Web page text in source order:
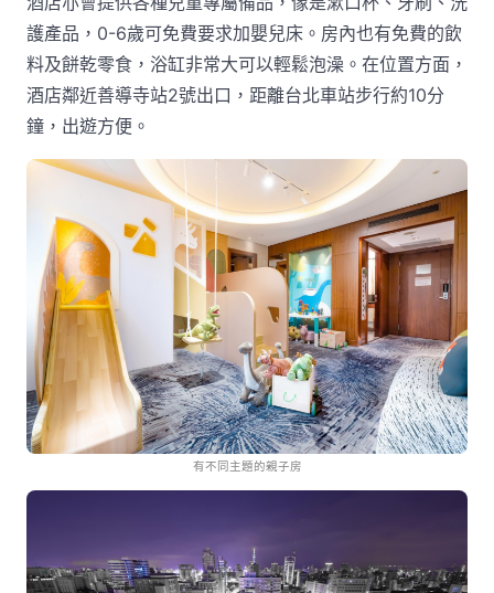
護產品，0-6歲可免費要求加嬰兒床。房內也有免費的飲
料及餅乾零食，浴缸非常大可以輕鬆泡澡。在位置方面，
酒店鄰近善導寺站2號出口，距離台北車站步行約10分
鐘，出遊方便。
有不同主題的親子房